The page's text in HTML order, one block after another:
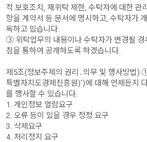
적 보호조치, 재위탁 제한, 수탁자에 대한 관
항을 계약서 등 문서에 명시하고, 수탁자가
독하고 있습니다.
③ 위탁업무의 내용이나 수탁자가 변경될
침을 통하여 공개하도록 하겠습니다.
제5조(정보주체의 권리․의무 및 행사방법)
특별자치도경제진흥원)’)에 대해 언제든지
를 행사할 수 있습니다.
1. 개인정보 열람요구
2. 오류 등이 있을 경우 정정 요구
3. 삭제요구
4. 처리정지 요구